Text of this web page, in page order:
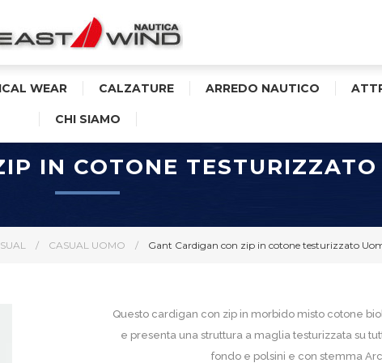
WEAR CALZATURE ARREDO NAUTICO
CHI SIAMO
/ CASUAL UOMO / Gant Cardigan con zip in cotone testurizzato
IN COTONE TESTURIZZATO
Questo cardigan con zip in morbido misto cotone
e presenta una struttura a maglia testurizzata su
fondo e polsini e con stemma